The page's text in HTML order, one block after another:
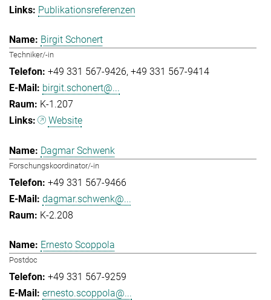
Publikationsreferenzen
Birgit Schonert
Techniker/-in
+49 331 567-9426 +49 331 567-9414
birgit.schonert@...
K-1.207
Website
Dagmar Schwenk
Forschungskoordinator/-in
+49 331 567-9466
dagmar.schwenk@...
K-2.208
Ernesto Scoppola
Postdoc
+49 331 567-9259
ernesto.scoppola@...